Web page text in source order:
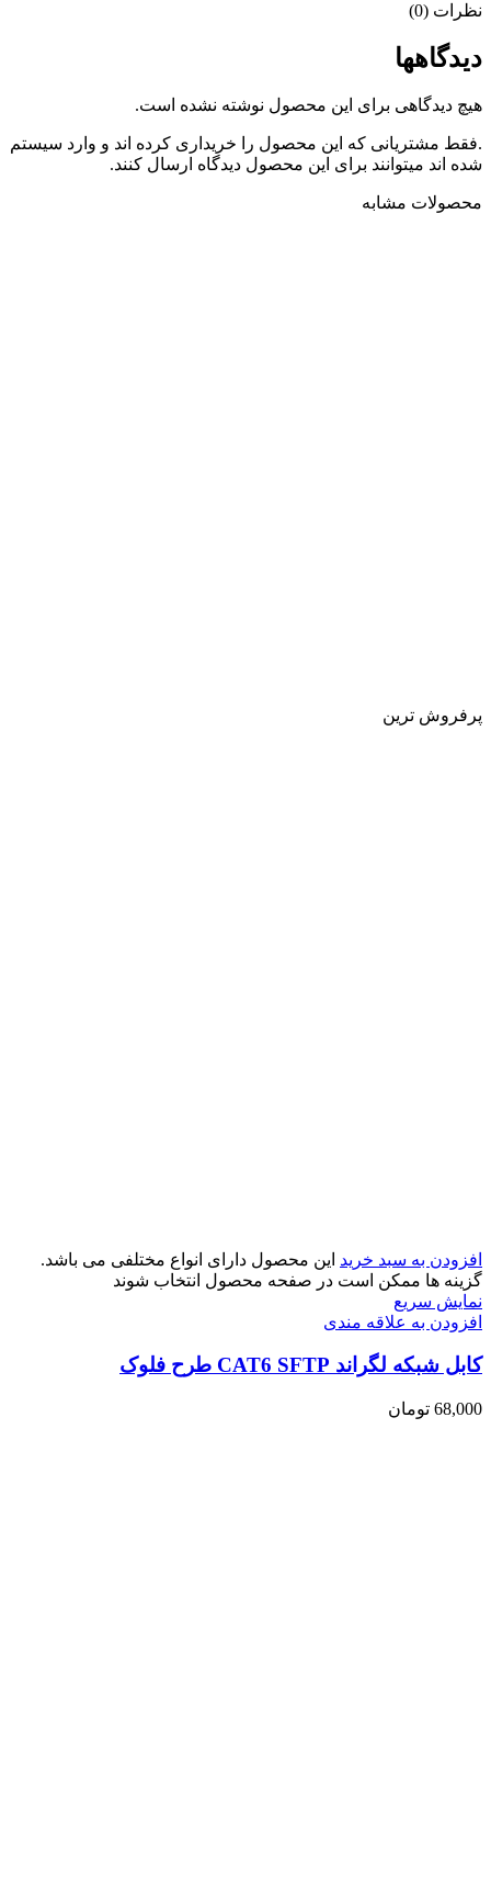
نظرات (0)
دیدگاهها
هیچ دیدگاهی برای این محصول نوشته نشده است.
.فقط مشتریانی که این محصول را خریداری کرده اند و وارد سیستم
شده اند میتوانند برای این محصول دیدگاه ارسال کنند.
محصولات مشابه
پرفروش ترین
افزودن به سبد خرید این محصول دارای انواع مختلفی می باشد.
گزینه ها ممکن است در صفحه محصول انتخاب شوند
نمایش سریع
افزودن به علاقه مندی
کابل شبکه لگراند CAT6 SFTP طرح فلوک
68,000 تومان